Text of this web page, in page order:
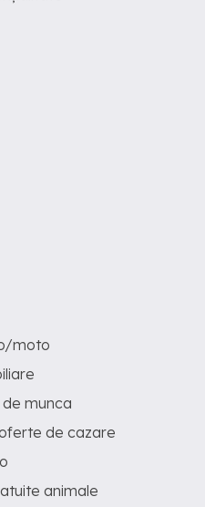
moto
munca
de cazare
animale